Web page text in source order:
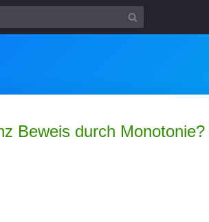
Beweis durch Monotonie?